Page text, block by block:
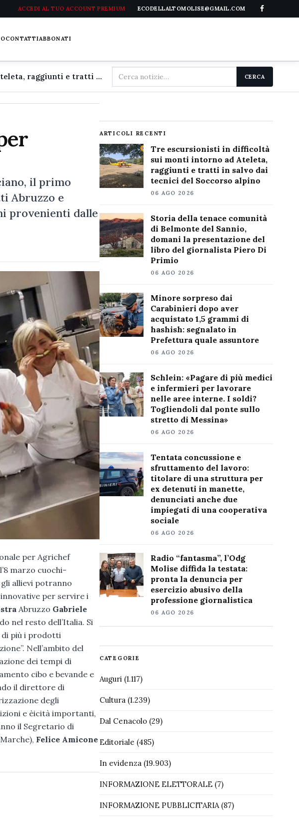
ACCEDI AL TUO ACCOUNT PREMIUM ECODELLALTOMOLISE@GMAIL.COM
CONTATTIABBONATI
Tre escursionisti in difficoltà sui monti intorno ad Ateleta, raggiunti e tratti in salvo dai tecnici del Soccorso alpino
Cerca
nel
CERCA
il primo
Abruzzo e
provenienti dalle
per Agrichef
marzo cuochi-
allievi potranno
per servire i
Abruzzo Gabriele
nel resto dell’Italia. Si
di più i prodotti
Nell’ambito del
dei tempi di
cibo e bevande e
il direttore di
degli
e èicità importanti,
il Segretario di
Felice Amicone
ARTICOLI RECENTI
Tre escursionisti in difficoltà
sui monti intorno ad Ateleta,
raggiunti e tratti in salvo dai
tecnici del Soccorso alpino
06 AGO 2026
Storia della tenace comunità
di Belmonte del Sannio,
domani la presentazione del
libro del giornalista Piero Di
Primio
06 AGO 2026
Minore sorpreso dai
Carabinieri dopo aver
acquistato 1,5 grammi di
hashish: segnalato in
Prefettura quale assuntore
06 AGO 2026
Schlein: «Pagare di più medici
e infermieri per lavorare
nelle aree interne. I soldi?
Togliendoli dal ponte sullo
stretto di Messina»
06 AGO 2026
Tentata concussione e
sfruttamento del lavoro:
titolare di una struttura per
ex detenuti in manette,
denunciati anche due
impiegati di una cooperativa
sociale
06 AGO 2026
Radio “fantasma”, l’Odg
Molise diffida la testata:
pronta la denuncia per
esercizio abusivo della
professione giornalistica
06 AGO 2026
CATEGORIE
Auguri(1.117)
Cultura(1.239)
Dal Cenacolo(29)
Editoriale (485)
In evidenza(19.903)
INFORMAZIONE ELETTORALE(7)
INFORMAZIONE PUBBLICITARIA(87)